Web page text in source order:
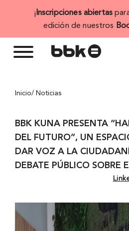
¡ Inscripciones abiertas
edición de nuestros
Inicio/ Noticias
BBK KUNA PRESENTA
DEL FUTURO”, UN
DAR VOZ A LA
DEBATE PÚBLICO SOBRE